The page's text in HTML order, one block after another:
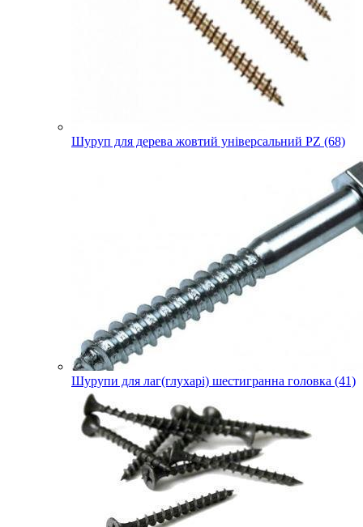
Шуруп для дерева жовтий універсальний PZ (68)
Шурупи для лаг(глухарі) шестигранна головка (41)